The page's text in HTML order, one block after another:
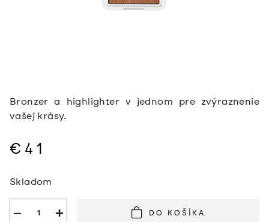
Bronzer a highlighter v jednom pre zvýraznenie
vašej krásy.
€41
cena:
Skladom
+
− DO KOŠÍKA